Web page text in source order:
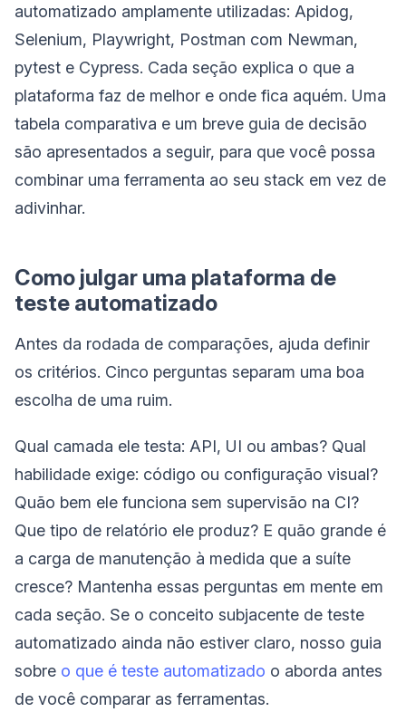
automatizado amplamente utilizadas: Apidog,
Selenium, Playwright, Postman com Newman,
pytest e Cypress. Cada seção explica o que a
plataforma faz de melhor e onde fica aquém. Uma
tabela comparativa e um breve guia de decisão
são apresentados a seguir, para que você possa
combinar uma ferramenta ao seu stack em vez de
adivinhar.
Como julgar uma plataforma de
teste automatizado
Antes da rodada de comparações, ajuda definir
os critérios. Cinco perguntas separam uma boa
escolha de uma ruim.
Qual camada ele testa: API, UI ou ambas? Qual
habilidade exige: código ou configuração visual?
Quão bem ele funciona sem supervisão na CI?
Que tipo de relatório ele produz? E quão grande é
a carga de manutenção à medida que a suíte
cresce? Mantenha essas perguntas em mente em
cada seção. Se o conceito subjacente de teste
automatizado ainda não estiver claro, nosso guia
sobre o que é teste automatizado o aborda antes
de você comparar as ferramentas.